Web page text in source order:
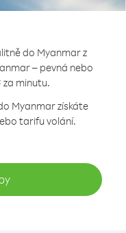
do Myanmar z
– pevná nebo
za minutu.
Myanmar získáte
tarifu volání.